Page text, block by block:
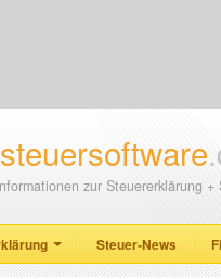
steuersoftware
zur Steuererklärung +
Steuer-News